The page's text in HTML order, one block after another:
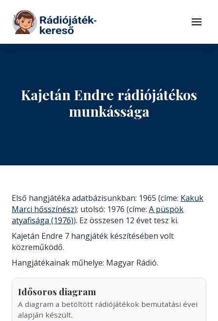
Tovább a tartalomhoz
Menü
Kajetán Endre rádiójátékos
munkássága
Első hangjátéka adatbázisunkban: 1965 (címe: Kakuk
Marci hősszínész); utolsó: 1976 (címe: A püspök
atyafisága (1976)). Ez összesen 12 évet tesz ki.
Kajetán Endre 7 hangjáték készítésében volt
közreműködő.
Hangjátékainak műhelye: Magyar Rádió.
Idősoros diagram
A diagram a betöltött rádiójátékok bemutatási évei
alapján készült.